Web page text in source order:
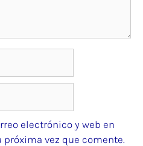
electrónico y web en
próxima vez que comente.